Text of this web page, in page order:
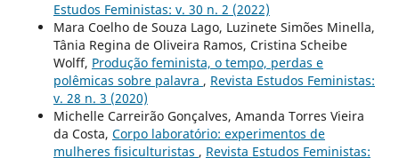
Estudos Feministas: v. 30 n. 2 (2022)
Mara Coelho de Souza Lago, Luzinete Simões Minella,
Tânia Regina de Oliveira Ramos, Cristina Scheibe
Wolff, Produção feminista, o tempo, perdas e
polêmicas sobre palavra , Revista Estudos Feministas:
v. 28 n. 3 (2020)
Michelle Carreirão Gonçalves, Amanda Torres Vieira
da Costa, Corpo laboratório: experimentos de
mulheres fisiculturistas , Revista Estudos Feministas: